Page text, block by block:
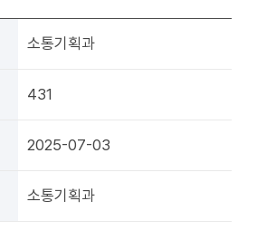
소통기획과
431
2025-07-03
소통기획과